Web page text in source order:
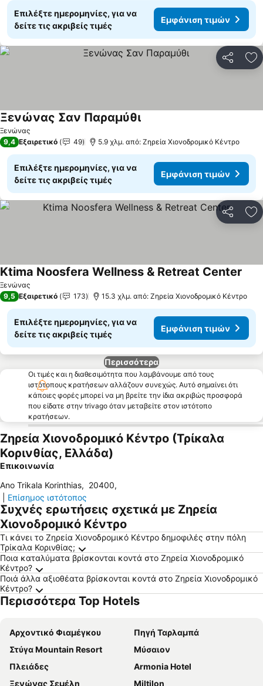
Επιλέξτε ημερομηνίες, για να
δείτε τις ακριβείς τιμές
Εμφάνιση τιμών
Ξενώνας
Ξενώνας Σαν Παραμύθι
9,4 Εξαιρετικό 49 5.9 χλμ. από: Ζηρεία Χιονοδρομικό Κέντρο
Επιλέξτε ημερομηνίες, για να
δείτε τις ακριβείς τιμές
Εμφάνιση τιμών
Ξενώνας
Ktima Noosfera Wellness & Retreat Center
9,5 Εξαιρετικό 173 15.3 χλμ. από: Ζηρεία Χιονοδρομικό Κέντρο
Επιλέξτε ημερομηνίες, για να
δείτε τις ακριβείς τιμές
Εμφάνιση τιμών
Περισσότερα
Οι τιμές και η διαθεσιμότητα που λαμβάνουμε από τους
ιστότοπους κρατήσεων αλλάζουν συνεχώς. Αυτό σημαίνει ότι
κάποιες φορές μπορεί να μη βρείτε την ίδια ακριβώς προσφορά
που είδατε στην trivago όταν μεταβείτε στον ιστότοπο
κρατήσεων.
Ζηρεία Χιονοδρομικό Κέντρο (Τρίκαλα
Κορινθίας, Ελλάδα)
Επικοινωνία
Ano Trikala Korinthias, 20400,
Επίσημος ιστότοπος
Συχνές ερωτήσεις σχετικά με Ζηρεία
Χιονοδρομικό Κέντρο
Τι κάνει το Ζηρεία Χιονοδρομικό Κέντρο δημοφιλές στην πόλη
Τρίκαλα Κορινθίας;
Ποια καταλύματα βρίσκονται κοντά στο Ζηρεία Χιονοδρομικό
Κέντρο?
Ποιά άλλα αξιοθέατα βρίσκονται κοντά στο Ζηρεία Χιονοδρομικό
Κέντρο?
Περισσότερα Top Hotels
Αρχοντικό Φιαμέγκου
Πηγή Ταρλαμπά
Στύγα Mountain Resort
Μύσαιον
Πλειάδες
Armonia Hotel
Ξενώνας Σεμέλη
Miltilon